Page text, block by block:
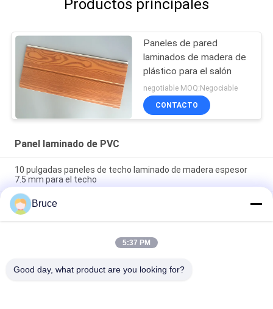
Productos principales
Paneles de pared
laminados de madera de
plástico para el salón
negotiable MOQ:Negociable
CONTACTO
Panel laminado de PVC
10 pulgadas paneles de techo laminado de madera espesor
7.5 mm para el techo
longitud modificada para requisitos particulares los paneles
laminados plásticos de madera del PVC de cuatro arcos del ×
8m m de los 25cm
Instalación conveniente de revestimiento de pared laminado
Bruce
5:37 PM
Good day, what product are you looking for?